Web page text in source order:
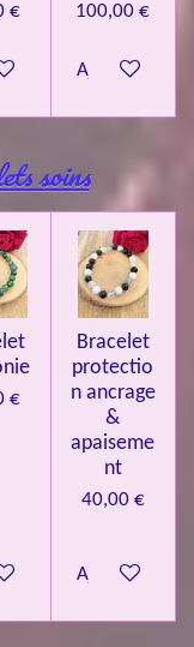
€
au panier
100,00 €
Ajouter au
soins
€
au panier
Bracelet
protectio
n ancrage
&
apaiseme
nt
40,00 €
Ajouter au